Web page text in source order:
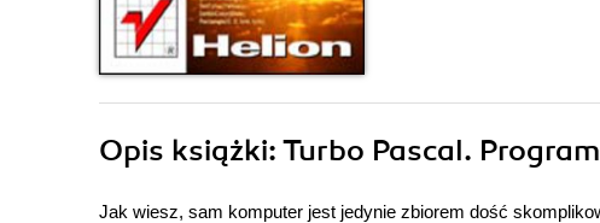
Opis książki: Turbo Pascal.
Jak wiesz, sam komputer jest jedynie zbiorem dość